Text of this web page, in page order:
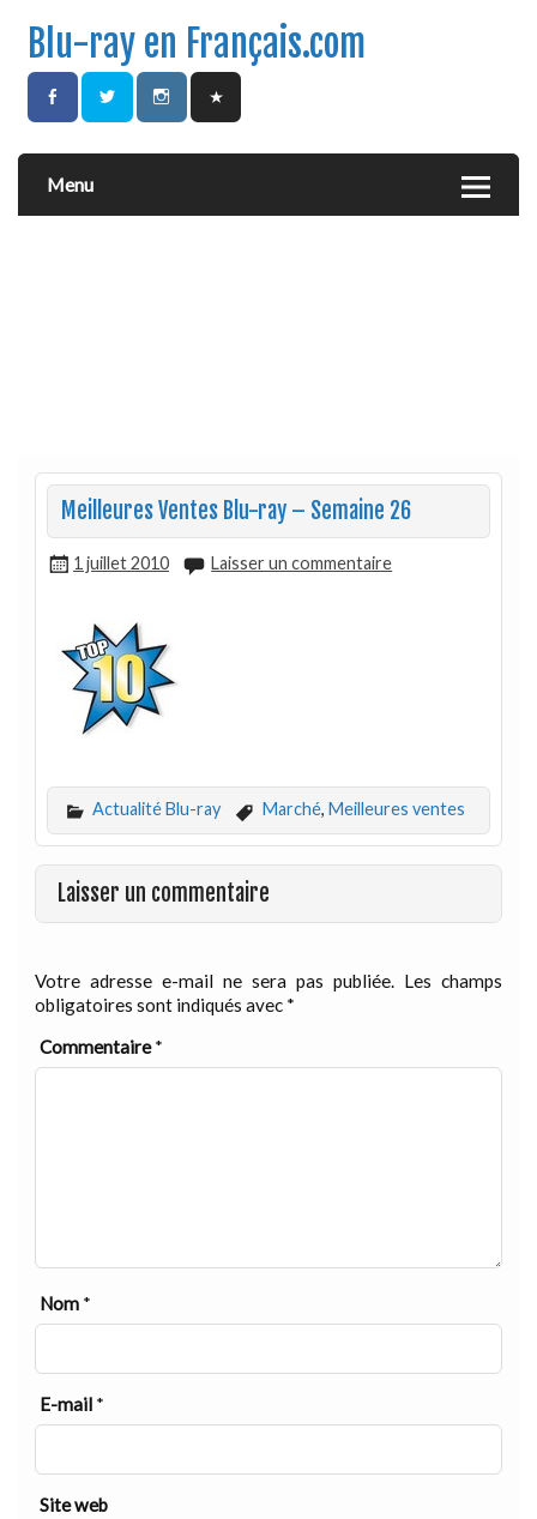
Blu-ray en Français.com
Menu
Meilleures Ventes Blu-ray – Semaine 26
1 juillet 2010 Laisser un commentaire
Actualité Blu-ray Marché, Meilleures ventes
Laisser un commentaire
Votre adresse e-mail ne sera pas publiée.
Les champs
obligatoires sont indiqués avec *
Commentaire*
Nom *
E-mail *
Site web